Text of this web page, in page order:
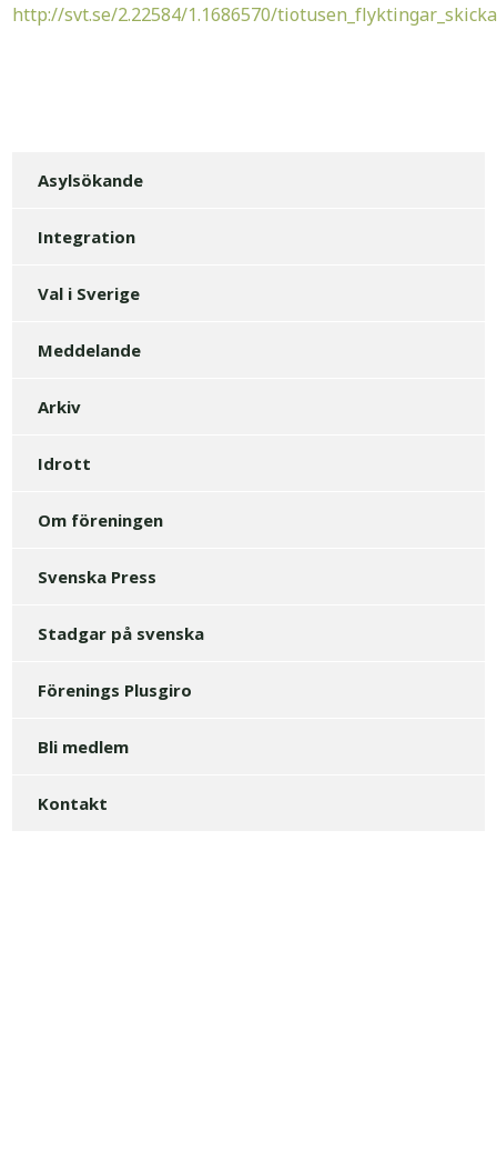
http://svt.se/2.22584/1.1686570/
Asylsökande
Integration
Val i Sverige
Meddelande
Arkiv
Idrott
Om föreningen
Svenska Press
Stadgar på svenska
Förenings Plusgiro
Bli medlem
Kontakt